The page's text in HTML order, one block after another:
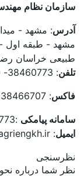
سازمان نظام
آدرس: مشهد -
مشهد - طبقه اول
طبیعی خراسان
تلفن: 38460773- 38446090 51 98+
فاکس: 38466707 51 98+
سامانه پیامکی :30009900660773
ایمیل: info@agriengkh.ir
نظرسنجی
نظر شما درباره